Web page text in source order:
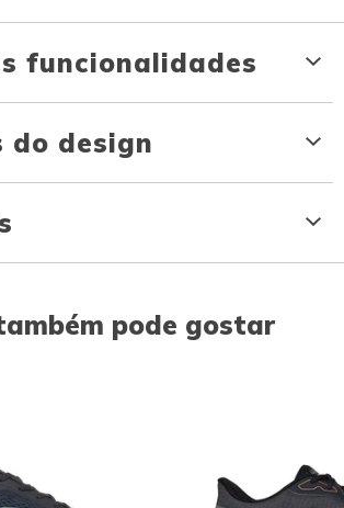
funcionalidades
do design
pode gostar